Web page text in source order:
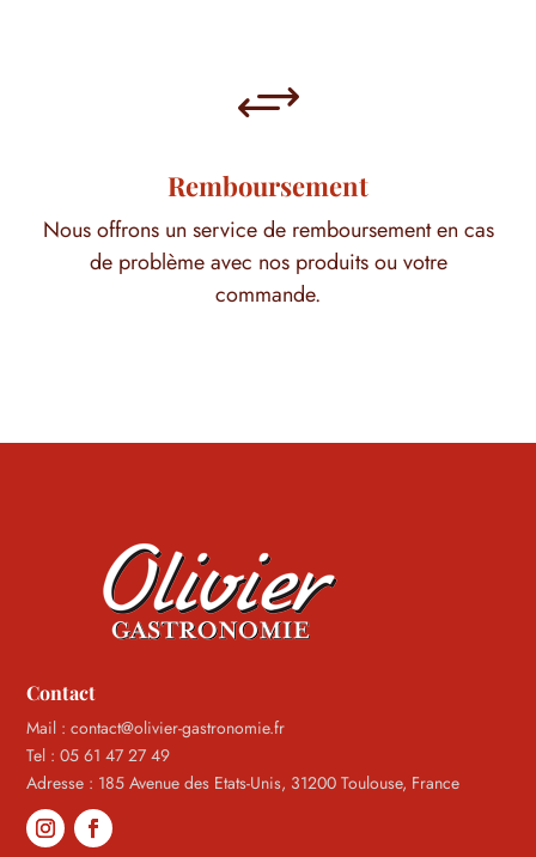
+
Remboursement
Nous offrons un service de remboursement en cas
de problème avec nos produits ou votre
commande.
Contact
Mail : contact@olivier-gastronomie.fr
Tel : 05 61 47 27 49
Adresse : 185 Avenue des Etats-Unis, 31200 Toulouse, France